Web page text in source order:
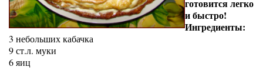
готовится легко
и быстро!
Ингредиенты:
3 небольших кабачка
9 ст.л. муки
6 яиц